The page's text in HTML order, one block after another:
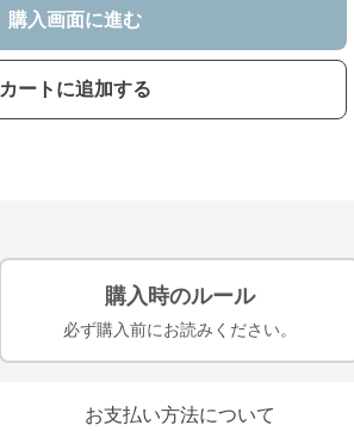
購入画面に進む
カートに追加する
購入時のルール
必ず購入前にお読みください。
お支払い方法について